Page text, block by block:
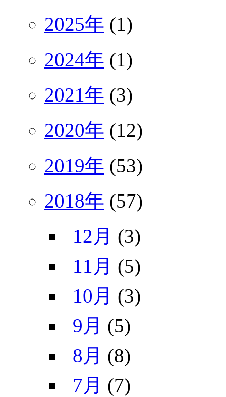
2025年 (1)
2024年 (1)
2021年 (3)
2020年 (12)
2019年 (53)
2018年 (57)
12月 (3)
11月 (5)
10月 (3)
9月 (5)
8月 (8)
7月 (7)